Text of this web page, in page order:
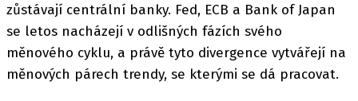
zůstávají centrální banky. Fed, ECB a Bank of Japan
se letos nacházejí v odlišných fázích svého
měnového cyklu, a právě tyto divergence vytvářejí na
měnových párech trendy, se kterými se dá pracovat.